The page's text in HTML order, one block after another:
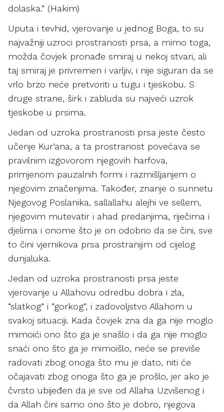
dolaska.” (Hakim)
Uputa i tevhid, vjerovanje u jednog Boga, to su
najvažniji uzroci prostranosti prsa, a mimo toga,
možda čovjek pronađe smiraj u nekoj stvari, ali
taj smiraj je privremen i varljiv, i nije siguran da se
vrlo brzo neće pretvoriti u tugu i tjeskobu. S
druge strane, širk i zabluda su najveći uzrok
tjeskobe u prsima.
Jedan od uzroka prostranosti prsa jeste često
učenje Kur’ana, a ta prostranost povećava se
pravilnim izgovorom njegovih harfova,
primjenom pauzalnih formi i razmišljanjem o
njegovim značenjima. Također, znanje o sunnetu
Njegovog Poslanika, sallallahu alejhi ve sellem,
njegovim mutevatir i ahad predanjima, riječima i
djelima i onome što je on odobrio da se čini, sve
to čini vjernikova prsa prostranijim od cijelog
dunjaluka.
Jedan od uzroka prostranosti prsa jeste
vjerovanje u Allahovu odredbu dobra i zla,
“slatkog” i “gorkog”, i zadovoljstvo Allahom u
svakoj situaciji. Kada čovjek zna da ga nije moglo
mimoići ono što ga je snašlo i da ga nije moglo
snaći ono što ga je mimoišlo, neće se previše
radovati zbog onoga što mu je dato, niti će
očajavati zbog onoga što ga je prošlo, jer ako je
čvrsto ubijeđen da je sve od Allaha Uzvišenog i
da Allah čini samo ono što je dobro, njegova